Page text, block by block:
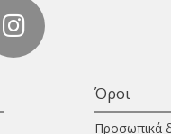
Όροι
Προσωπικά